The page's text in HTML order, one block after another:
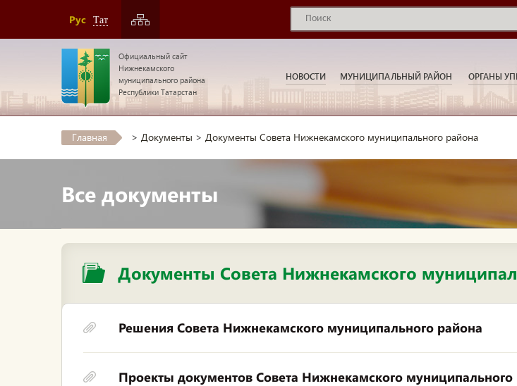
Рус Тат
Официальный сайт
Нижнекамского
муниципального района
Республики Татарстан
НОВОСТИ МУНИЦИПАЛЬНЫЙ РАЙОН ОРГАНЫ
Главная > Документы > Документы Совета Нижнекамского муниципального района
Все документы
Документы Совета Нижнекамского
Решения Совета Нижнекамского муниципального района
Проекты документов Совета Нижнекамского муниципального